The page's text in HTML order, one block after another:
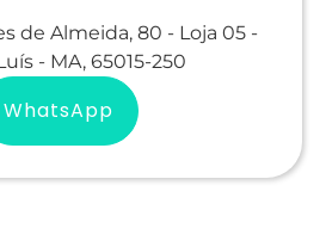
de Almeida, 80 - Loja 05 -
- MA, 65015-250
WhatsApp